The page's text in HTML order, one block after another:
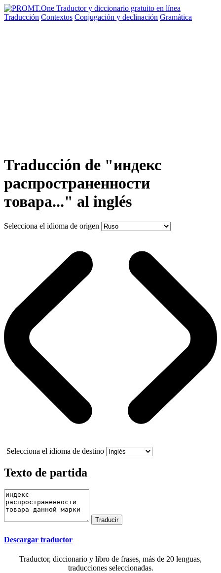
Traducción Contextos Conjugación y declinación Gramática
Traducción de "индекс
распространенности
товара..." al inglés
Selecciona el idioma de origen
Selecciona el idioma de destino
Texto de partida
Descargar traductor
Traductor, diccionario y libro de frases, más de 20 lenguas,
traducciones seleccionadas.